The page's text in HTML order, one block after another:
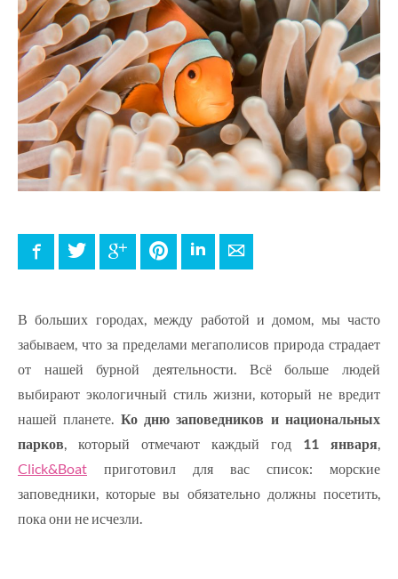
FacebookTwitter Google+ PinterestLinkedInE-mail
В больших городах, между работой и домом, мы часто
забываем, что за пределами мегаполисов природа страдает
от нашей бурной деятельности. Всё больше людей
выбирают экологичный стиль жизни, который не вредит
нашей планете. Ко дню заповедников и национальных
парков, который отмечают каждый год 11 января,
Click&Boat приготовил для вас список: морские
заповедники, которые вы обязательно должны посетить,
пока они не исчезли.